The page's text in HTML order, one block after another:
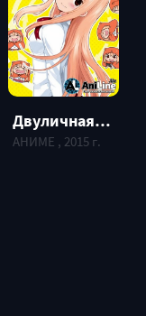
Двуличная сестрёнка Умару / Himouto! Umaru-chan
АНИМЕ , 2015 г.